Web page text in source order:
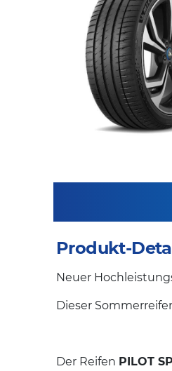
Produkt-
Neuer
Dieser
Der Reifen PILOT